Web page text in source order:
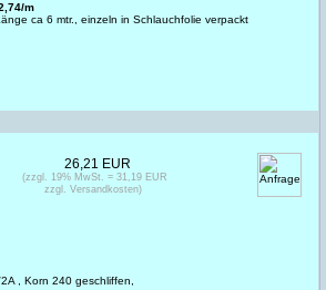
m
ca 6 mtr., einzeln in Schlauchfolie verpackt
, Korn 240 geschliffen,
26,21 EUR
(zzgl. 19% MwSt. = 31,19 EUR
zzgl. Versandkosten)